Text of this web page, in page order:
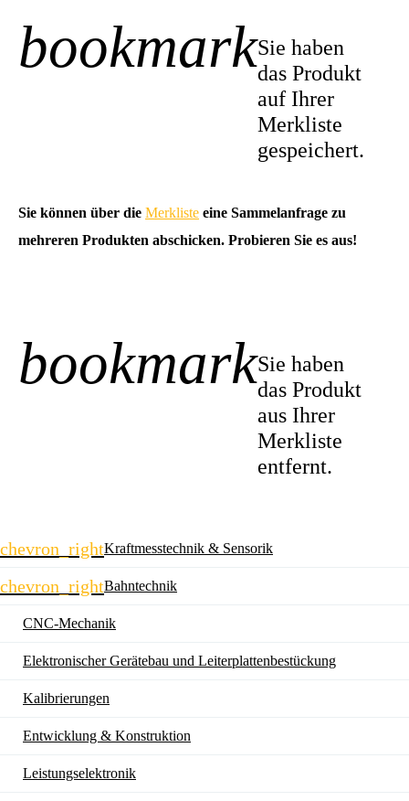
bookmarkSie haben
das Produkt
auf Ihrer
Merkliste
gespeichert.
Sie können über die Merkliste eine Sammelanfrage zu
mehreren Produkten abschicken. Probieren Sie es aus!
bookmarkSie haben
das Produkt
aus Ihrer
Merkliste
entfernt.
chevron_rightKraftmesstechnik & Sensorik
chevron_rightBahntechnik
CNC-Mechanik
Elektronischer Gerätebau und Leiterplatten­bestückung
Kalibrierungen
Entwicklung & Konstruktion
Leistungselektronik